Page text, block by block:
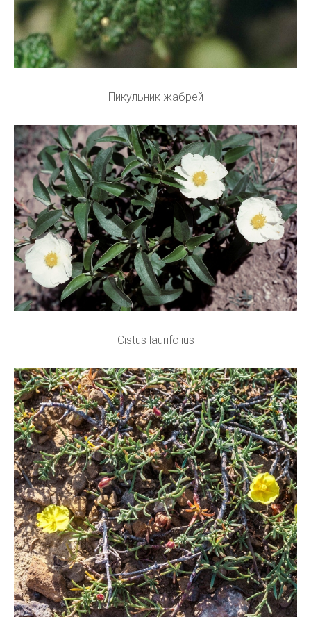
Пикульник жабрей
Cistus laurifolius